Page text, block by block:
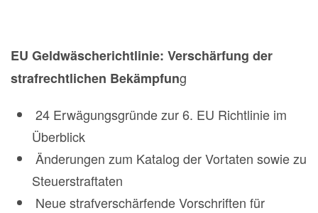
EU Geldwäscherichtlinie: Verschärfung der
strafrechtlichen Bekämpfung
24 Erwägungsgründe zur 6. EU Richtlinie im
Überblick
Änderungen zum Katalog der Vortaten sowie zu
Steuerstraftaten
Neue strafverschärfende Vorschriften für